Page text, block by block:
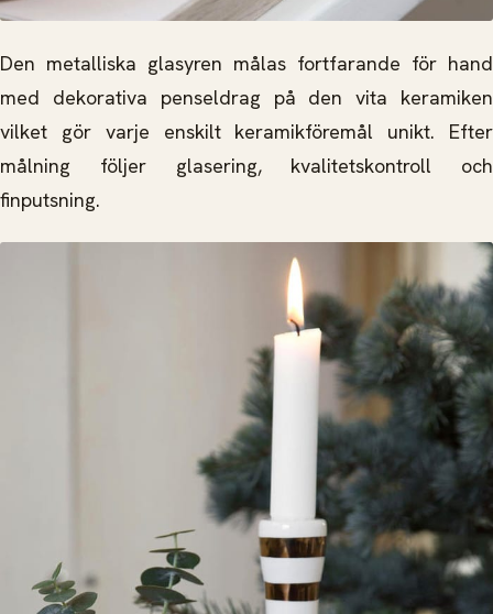
Den metalliska glasyren målas fortfarande för hand
med dekorativa penseldrag på den vita keramiken
vilket gör varje enskilt keramikföremål unikt. Efter
målning följer glasering, kvalitetskontroll och
finputsning.